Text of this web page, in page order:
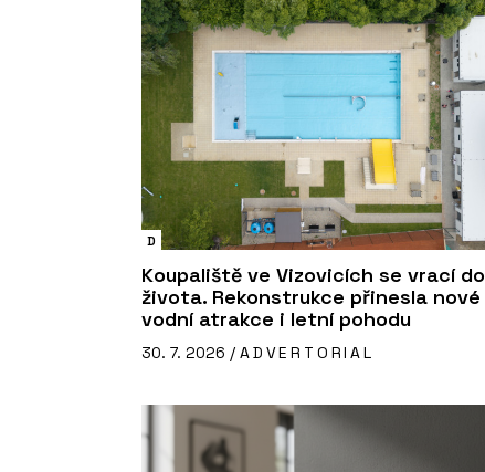
D
Koupaliště ve Vizovicích se vrací do
života. Rekonstrukce přinesla nové
vodní atrakce i letní pohodu
30. 7. 2026 / ADVERTORIAL